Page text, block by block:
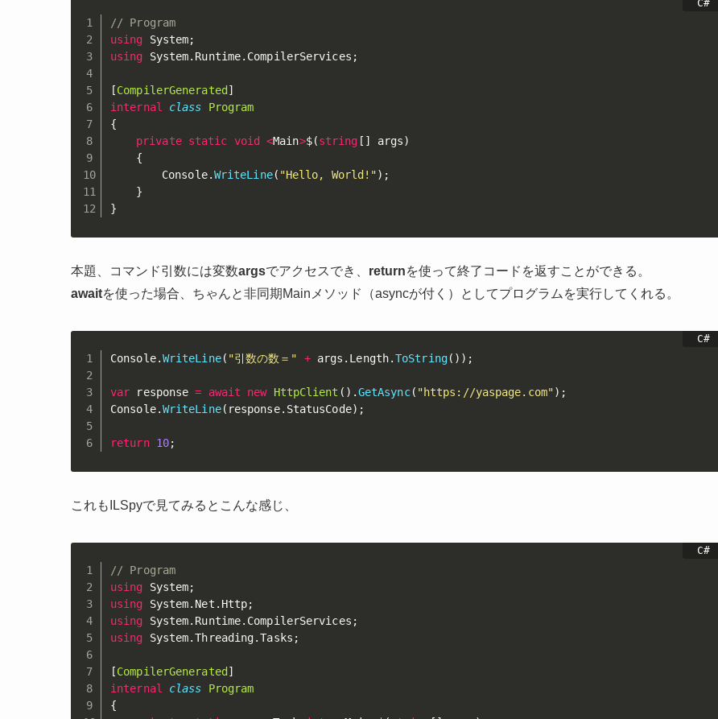
// Program
using System;
using System. Runtime. CompilerServices ;
[CompilerGenerated ]
internal
class
Program
{
private static void <Main>$(string [ ] args)
{
		Console
.WriteLine( "Hello, World!") ;
}
}
本題、コマンド引数には変数argsでアクセスでき、 returnを使って終了コードを返すことができる。
awaitを使った場合、ちゃんと非同期Mainメソッド（asyncが付く）としてプログラムを実行してくれる。
Console.WriteLine( "引数の数＝" + args . Length.ToString( ) ) ;
var response = await new HttpClient ( ) .GetAsync( "https://yaspage.com") ;
Console.WriteLine( response. StatusCode) ;
return 10;
これもILSpyで見てみるとこんな感じ、
// Program
using System;
using System. Net . Http;
using System. Runtime. CompilerServices ;
using System.Threading.Tasks ;
[CompilerGenerated ]
internal
class
Program
{